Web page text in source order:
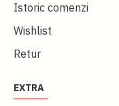
Istoric comenzi
Wishlist
Retur
EXTRA